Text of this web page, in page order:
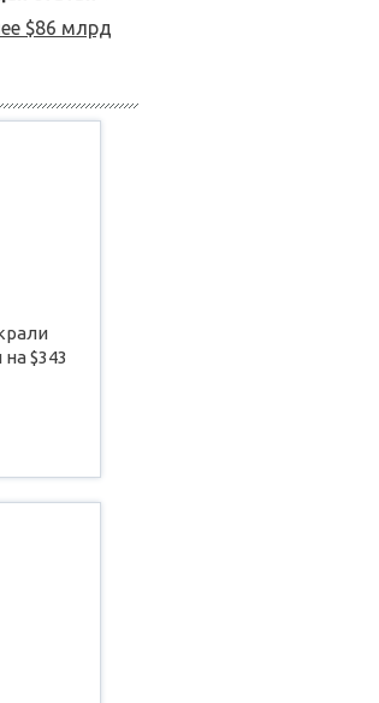
$86 млрд
$343